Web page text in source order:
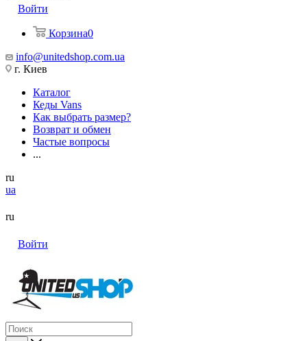
Войти
Корзина0
info@unitedshop.com.ua
г. Киев
Каталог
Кеды Vans
Как выбрать размер?
Возврат и обмен
Частые вопросы
...
ru
ua
ru
Войти